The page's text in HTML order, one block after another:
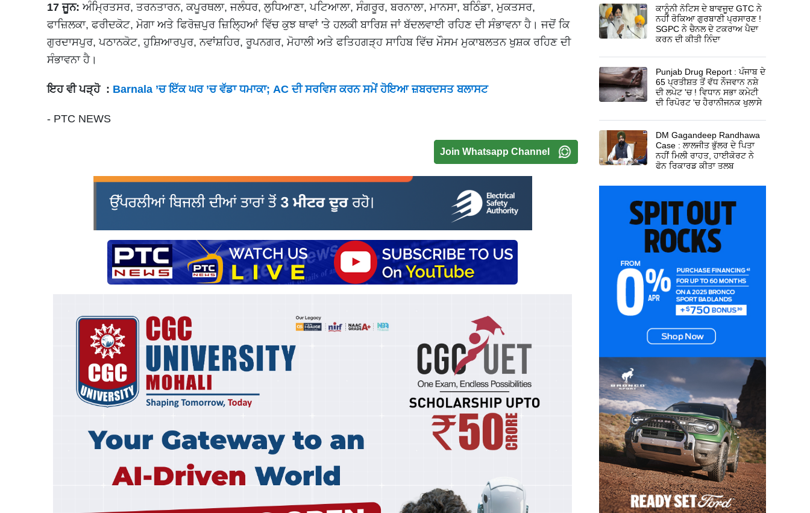
17 ਜੂਨ: ਅੰਮ੍ਰਿਤਸਰ, ਤਰਨਤਾਰਨ, ਕਪੂਰਥਲਾ, ਜਲੰਧਰ, ਲੁਧਿਆਣਾ, ਪਟਿਆਲਾ, ਸੰਗਰੂਰ, ਬਰਨਾਲਾ, ਮਾਨਸਾ, ਬਠਿੰਡਾ, ਮੁਕਤਸਰ,
ਫਾਜ਼ਿਲਕਾ, ਫਰੀਦਕੋਟ, ਮੋਗਾ ਅਤੇ ਫਿਰੋਜ਼ਪੁਰ ਜ਼ਿਲ੍ਹਿਆਂ ਵਿੱਚ ਕੁਝ ਥਾਵਾਂ 'ਤੇ ਹਲਕੀ ਬਾਰਿਸ਼ ਜਾਂ ਬੱਦਲਵਾਈ ਰਹਿਣ ਦੀ ਸੰਭਾਵਨਾ ਹੈ। ਜਦੋਂ ਕਿ
ਗੁਰਦਾਸਪੁਰ, ਪਠਾਨਕੋਟ, ਹੁਸ਼ਿਆਰਪੁਰ, ਨਵਾਂਸ਼ਹਿਰ, ਰੂਪਨਗਰ, ਮੋਹਾਲੀ ਅਤੇ ਫਤਿਹਗੜ੍ਹ ਸਾਹਿਬ ਵਿੱਚ ਮੌਸਮ ਮੁਕਾਬਲਤਨ ਖੁਸ਼ਕ ਰਹਿਣ ਦੀ
ਸੰਭਾਵਨਾ ਹੈ।
ਇਹ ਵੀ ਪੜ੍ਹੋ : Barnala ’ਚ ਇੱਕ ਘਰ ’ਚ ਵੱਡਾ ਧਮਾਕਾ; AC ਦੀ ਸਰਵਿਸ ਕਰਨ ਸਮੇਂ ਹੋਇਆ ਜ਼ਬਰਦਸਤ ਬਲਾਸਟ
- PTC NEWS
Join Whatsapp Channel
ਕਾਨੂੰਨੀ ਨੋਟਿਸ ਦੇ ਬਾਵਜੂਦ GTC ਨੇ
ਨਹੀਂ ਰੋਕਿਆ ਗੁਰਬਾਣੀ ਪ੍ਰਸਾਰਣ !
SGPC ਨੇ ਚੈਨਲ ਦੇ ਟਕਰਾਅ ਪੈਦਾ
ਕਰਨ ਦੀ ਕੀਤੀ ਨਿੰਦਾ
Punjab Drug Report : ਪੰਜਾਬ ਦੇ
65 ਪ੍ਰਤੀਸ਼ਤ ਤੋਂ ਵੱਧ ਨੌਜਵਾਨ ਨਸ਼ੇ
ਦੀ ਲਪੇਟ 'ਚ ! ਵਿਧਾਨ ਸਭਾ ਕਮੇਟੀ
ਦੀ ਰਿਪੋਰਟ 'ਚ ਹੈਰਾਨੀਜਨਕ ਖੁਲਾਸੇ
DM Gagandeep Randhawa
Case : ਲਾਲਜੀਤ ਭੁੱਲਰ ਦੇ ਪਿਤਾ
ਨਹੀਂ ਮਿਲੀ ਰਾਹਤ, ਹਾਈਕੋਰਟ ਨੇ
ਫੋਨ ਰਿਕਾਰਡ ਕੀਤਾ ਤਲਬ